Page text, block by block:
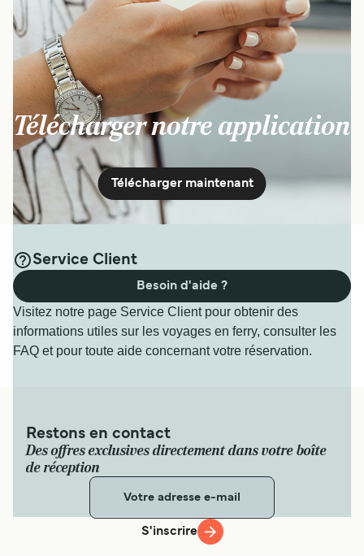
Télécharger notre application
Télécharger maintenant
Service Client
Visitez notre page Service Client pour obtenir des
informations utiles sur les voyages en ferry, consulter les
FAQ et pour toute aide concernant votre réservation.
Besoin d'aide ?
Restons en contact
Des offres exclusives directement dans votre boîte
de réception
S'inscrire